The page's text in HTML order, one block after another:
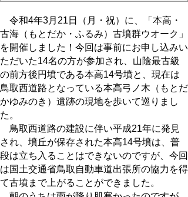
令和4年3月21日（月・祝）に、「本高・
古海（もとだか・ふるみ）古墳群ウオーク」
を開催しました！今回は事前にお申し込みい
ただいた14名の方が参加され、山陰最古級
の前方後円墳である本高14号墳と、現在は
鳥取西道路となっている本高弓ノ木（もとだ
かゆみのき）遺跡の現地を歩いて巡りまし
た。
鳥取西道路の建設に伴い平成21年に発見
され、墳丘が保存された本高14号墳は、普
段は立ち入ることはできないのですが、今回
は国土交通省鳥取自動車道出張所の協力を得
て古墳まで上がることができました。